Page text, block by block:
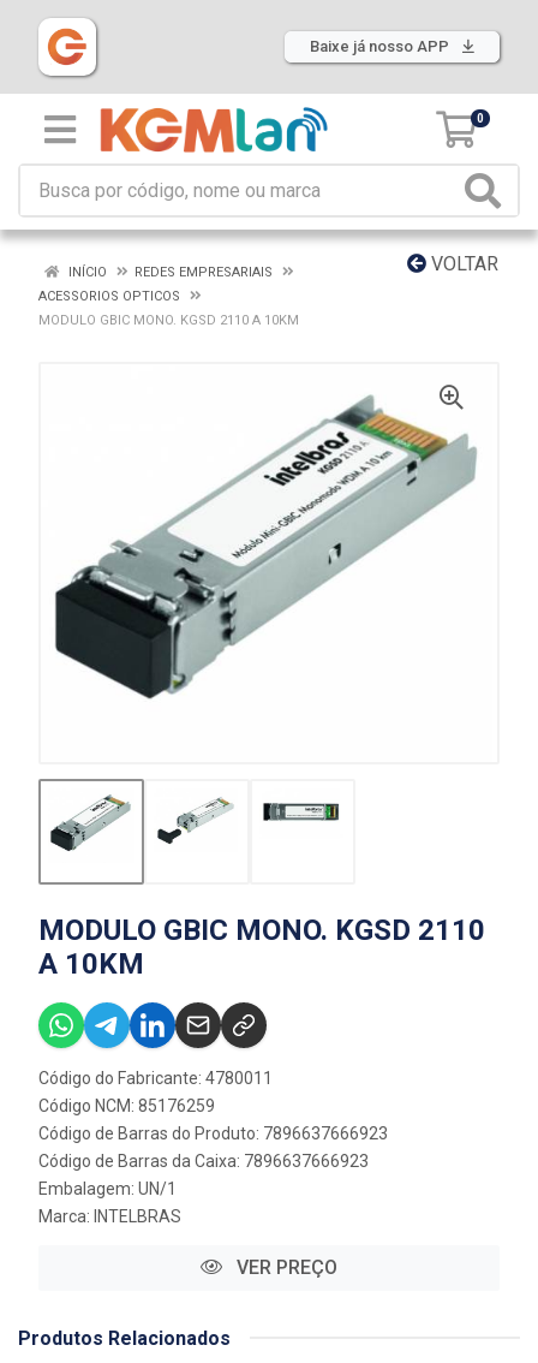
Baixe já nosso APP
0
VOLTAR
INÍCIO
REDES EMPRESARIAIS
ACESSORIOS OPTICOS
MODULO GBIC MONO. KGSD 2110 A 10KM
MODULO GBIC MONO. KGSD 2110
A 10KM
Código do Fabricante: 4780011
Código NCM: 85176259
Código de Barras do Produto: 7896637666923
Código de Barras da Caixa: 7896637666923
Embalagem: UN/1
Marca: INTELBRAS
VER PREÇO
Produtos Relacionados